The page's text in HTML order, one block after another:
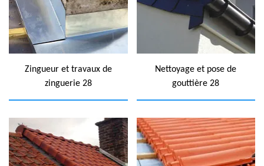
Zingueur et travaux de
zinguerie 28
Nettoyage et pose de
gouttière 28